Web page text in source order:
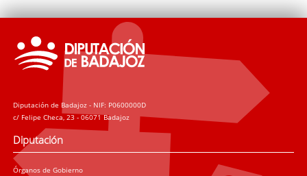
Diputación de Badajoz - NIF: P0600000D
c/ Felipe Checa, 23 - 06071 Badajoz
Diputación
Órganos de Gobierno